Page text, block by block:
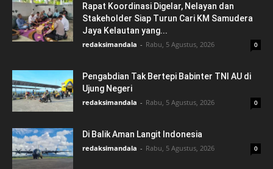
Rapat Koordinasi Digelar, Nelayan dan
Stakeholder Siap Turun Cari KM Samudera
Jaya Kelautan yang...
redaksimandala - Rabu, 5 Agustus, 2026 0
Pengabdian Tak Bertepi Babinter TNI AU di
Ujung Negeri
redaksimandala - Rabu, 5 Agustus, 2026 0
Di Balik Aman Langit Indonesia
redaksimandala - Rabu, 5 Agustus, 2026 0